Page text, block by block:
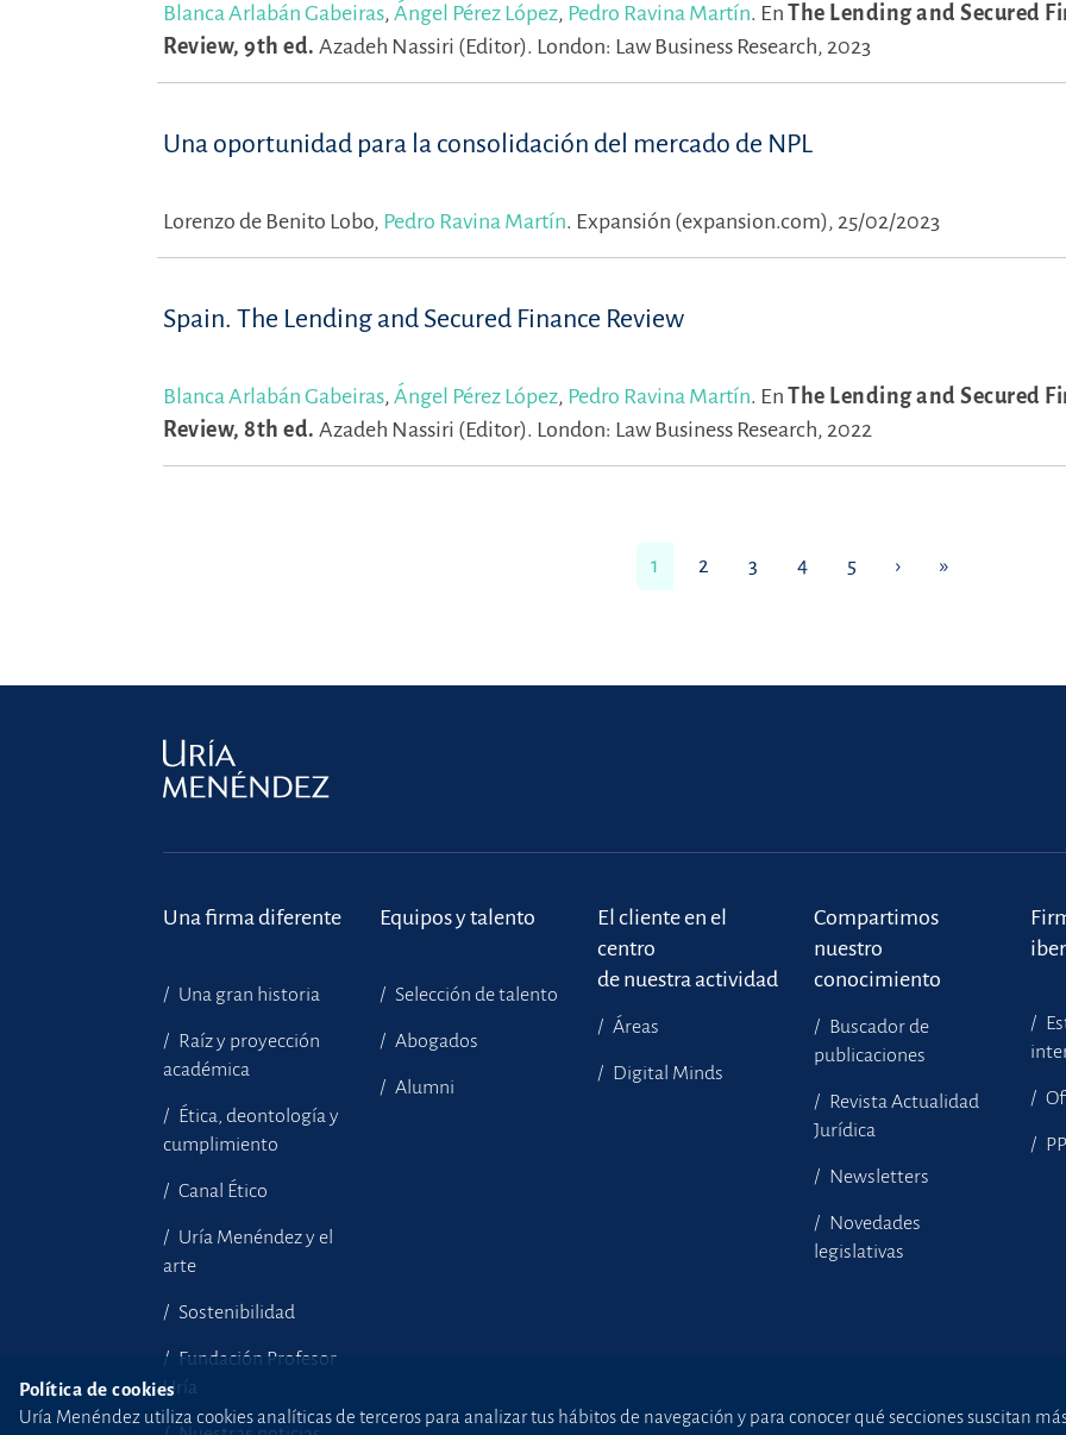
Blanca Arlabán Gabeiras, Ángel Pérez López, Pedro Ravina Martín. En The Lending and Secured
Review, 9th ed. Azadeh Nassiri (Editor). London: Law Business Research, 2023
Una oportunidad para la consolidación del mercado de NPL
Lorenzo de Benito Lobo, Pedro Ravina Martín. Expansión (expansion.com), 25/02/2023
Spain. The Lending and Secured Finance Review
Blanca Arlabán Gabeiras, Ángel Pérez López, Pedro Ravina Martín. En The Lending and Secured
Review, 8th ed. Azadeh Nassiri (Editor). London: Law Business Research, 2022
1 2 3 4 5 › »
Una firma diferente
Una gran historia
Raíz y proyección
académica
Ética, deontología y
cumplimiento
Canal Ético
Uría Menéndez y el
arte
Sostenibilidad
Fundación Profesor
Uría
Equipos y talento
Selección de talento
Abogados
Alumni
El cliente en el
centro
de nuestra actividad
Áreas
Digital Minds
Compartimos
nuestro
conocimiento
Buscador de
publicaciones
Revista Actualidad
Jurídica
Newsletters
Novedades
legislativas
Política de cookies
Uría Menéndez utiliza cookies analíticas de terceros para analizar tus hábitos de navegación y para conocer qué secciones suscitan